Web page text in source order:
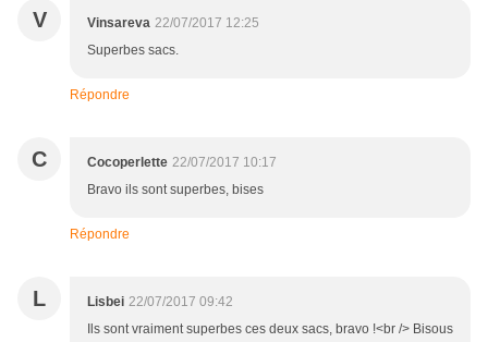
V Vinsareva 22/07/2017 12:25
Superbes sacs.
Répondre
C Cocoperlette 22/07/2017 10:17
Bravo ils sont superbes, bises
Répondre
L Lisbei 22/07/2017 09:42
Ils sont vraiment superbes ces deux sacs, bravo !<br /> Bisous